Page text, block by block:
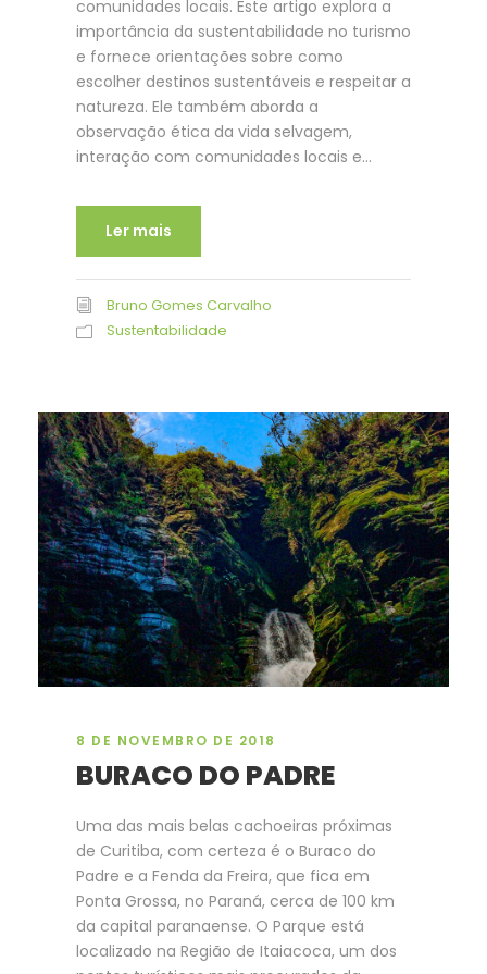
comunidades locais. Este artigo explora a
importância da sustentabilidade no turismo
e fornece orientações sobre como
escolher destinos sustentáveis e respeitar a
natureza. Ele também aborda a
observação ética da vida selvagem,
interação com comunidades locais e...
Ler mais
Bruno Gomes Carvalho
Sustentabilidade
8 DE NOVEMBRO DE 2018
BURACO DO PADRE
Uma das mais belas cachoeiras próximas
de Curitiba, com certeza é o Buraco do
Padre e a Fenda da Freira, que fica em
Ponta Grossa, no Paraná, cerca de 100 km
da capital paranaense. O Parque está
localizado na Região de Itaiacoca, um dos